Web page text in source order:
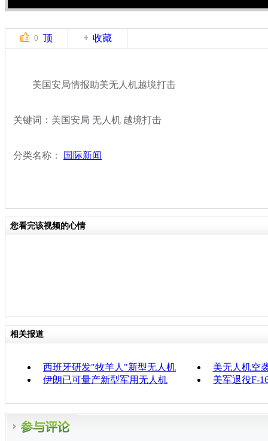
0 顶 收藏
美国安局情报助美无人机越境打击
关键词：美国安局 无人机 越境打击
分类名称： 国际新闻
您看完该视频的心情
相关报道
西班牙研发"牧羊人"新型无人机
美无人机空
伊朗已可量产新型军用无人机
美军退役F-